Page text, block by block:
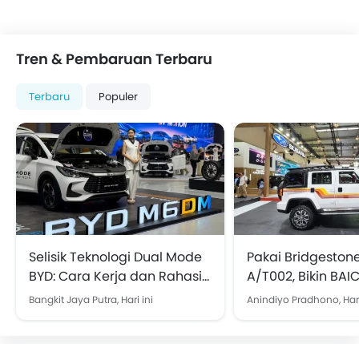
Tren & Pembaruan Terbaru
Terbaru Populer
Selisik Teknologi Dual Mode
BYD: Cara Kerja dan Rahasia
Bisa Efisien juga Bertenaga
Bangkit Jaya Putra, Hari ini
Pakai
A/T002, Bikin
Ini Terlihat Lebih
Anindiyo Pradhono,